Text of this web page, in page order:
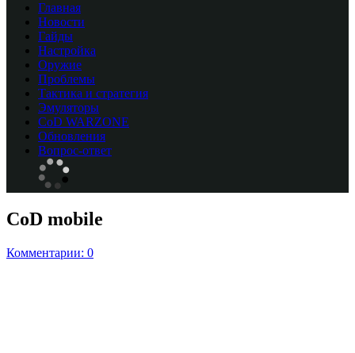
Главная
Новости
Гайды
Настройка
Оружие
Проблемы
Тактика и стратегия
Эмуляторы
CоD WARZONE
Обновления
Вопрос-ответ
CoD mobile
Комментарии: 0